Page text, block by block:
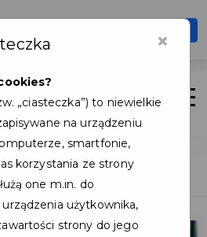
zawsze pod ręką
Zaloguj
Karty Mieszkańca Gminy Kosakowo
×
„ciasteczka”) to niewielkie
na urządzeniu
smartfonie,
korzystania ze strony
one m.in. do
użytkownika,
strony do jego